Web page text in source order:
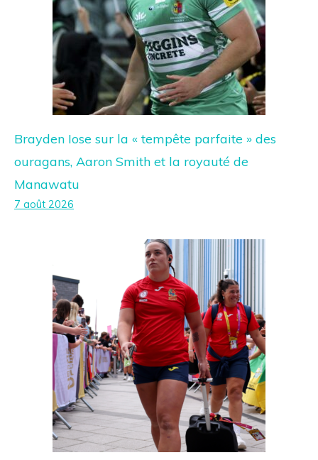
Brayden Iose sur la « tempête parfaite » des
ouragans, Aaron Smith et la royauté de
Manawatu
7 août 2026